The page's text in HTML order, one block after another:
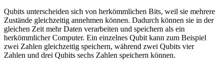
Qubits unterscheiden sich von herkömmlichen Bits, weil sie mehrere
Zustände gleichzeitig annehmen können. Dadurch können sie in der
gleichen Zeit mehr Daten verarbeiten und speichern als ein
herkömmlicher Computer. Ein einzelnes Qubit kann zum Beispiel
zwei Zahlen gleichzeitig speichern, während zwei Qubits vier
Zahlen und drei Qubits sechs Zahlen speichern können.